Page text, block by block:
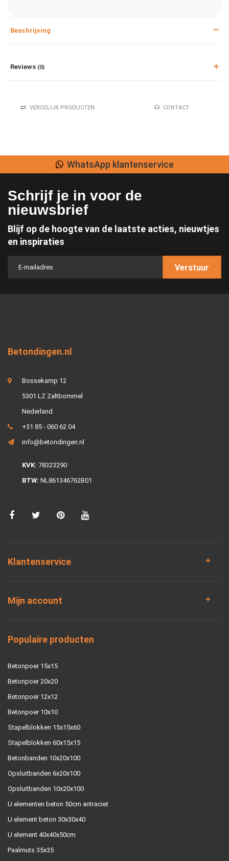
Beschrijving
Reviews (0)
VERGELIJK PRODUCTEN CONTACT
WhatsApp klantenservice
Schrijf je in voor de
nieuwsbrief
Blijf op de hoogte van de laatste acties, nieuwtjes
en inspiraties
Verstuur
Betondingen.nl
Bossekamp 12
5301 LZ Zaltbommel
Nederland
+31 85 - 060 62 04
info@betondingen.nl
KVK: 78323290
BTW: NL861346762B01
Klantenservice
Mijn account
Populaire producten
Betonpoer 15x15
Betonpoer 20x20
Betonpoer 12x12
Betonpoer 10x10
Stapelblokken 15x15x60
Stapelblokken 60x15x15
Betonbanden 10x20x100
Opsluitbanden 6x20x100
Opsluitbanden 10x20x100
U elementen beton 50cm antraciet
U element beton 30x30x40
U element 40x40x50cm
Paalmuts 35x35